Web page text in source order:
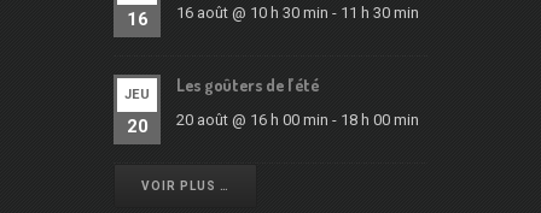
16 16 août @ 10 h 30 min - 11 h 30 min
JEU
20
Les goûters de l’été
20 août @ 16 h 00 min - 18 h 00 min
VOIR PLUS …